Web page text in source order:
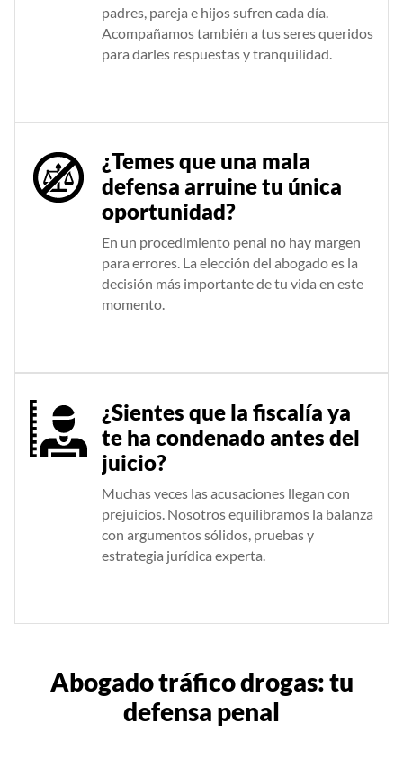
padres, pareja e hijos sufren cada día.
Acompañamos también a tus seres queridos
para darles respuestas y tranquilidad.
¿Temes que una mala
defensa arruine tu única
oportunidad?
En un procedimiento penal no hay margen
para errores. La elección del abogado es la
decisión más importante de tu vida en este
momento.
¿Sientes que la fiscalía ya
te ha condenado antes del
juicio?
Muchas veces las acusaciones llegan con
prejuicios. Nosotros equilibramos la balanza
con argumentos sólidos, pruebas y
estrategia jurídica experta.
Abogado tráfico drogas: tu
defensa penal